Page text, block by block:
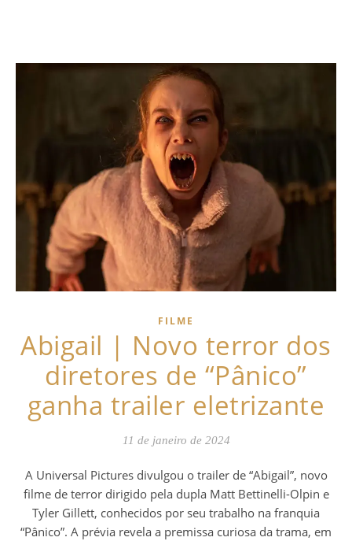
FILME
Abigail | Novo terror dos
diretores de “Pânico”
ganha trailer eletrizante
11 de janeiro de 2024
A Universal Pictures divulgou o trailer de “Abigail”, novo
filme de terror dirigido pela dupla Matt Bettinelli-Olpin e
Tyler Gillett, conhecidos por seu trabalho na franquia
“Pânico”. A prévia revela a premissa curiosa da trama, em